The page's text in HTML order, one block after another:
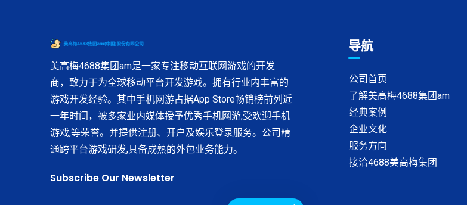
美高梅4688集团am是一家专注移动互联网游戏的开发
商，致力于为全球移动平台开发游戏。拥有行业内丰富的
游戏开发经验。其中手机网游占据App Store畅销榜前列近
一年时间，被多家业内媒体授予优秀手机网游,受欢迎手机
游戏,等荣誉。并提供注册、开户及娱乐登录服务。公司精
通跨平台游戏研发,具备成熟的外包业务能力。
Subscribe Our Newsletter
导航
公司首页
了解美高梅4688集团am
经典案例
企业文化
服务方向
接洽4688美高梅集团